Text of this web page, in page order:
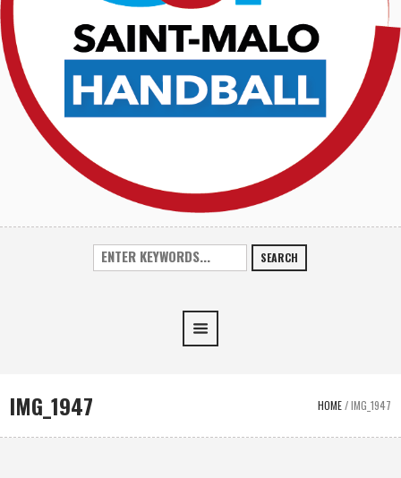
SEARCH
IMG_1947 HOME/IMG_1947